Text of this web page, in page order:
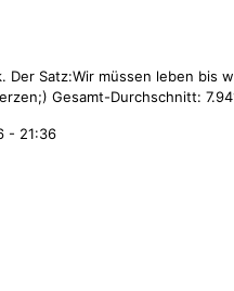
Der Satz:Wir müssen leben bis
Gesamt-Durchschnitt:
- 21:36